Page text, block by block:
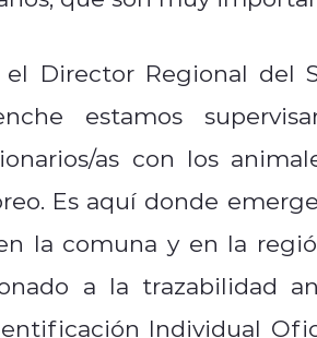
Director Regional del
estamos
as con los
Es aquí donde
la comuna y en la
a la trazabilidad
Individual